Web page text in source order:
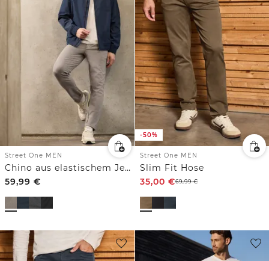
Street One MEN
Chino aus elastischem Jersey mit Flexbund
59,99 €
-50%
Street One MEN
Slim Fit Hose
35,00 €69,99€